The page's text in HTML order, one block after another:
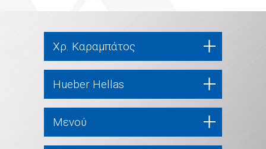
Χρ. Καραμπάτος
Hueber Hellas
Μενού